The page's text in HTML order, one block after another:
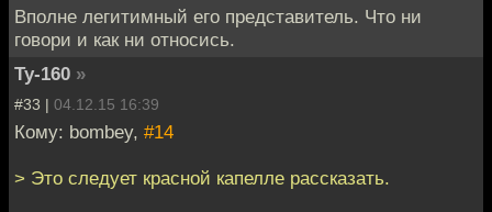
Вполне легитимный его представитель. Что ни
говори и как ни относись.
Ту-160 »
#33 | 04.12.15 16:39
Кому: bombey, #14
> Это следует красной капелле рассказать.